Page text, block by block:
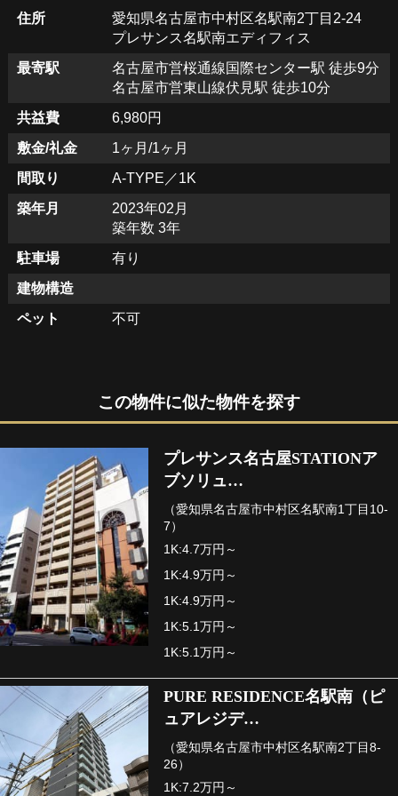
住所
愛知県名古屋市中村区名駅南2丁目2-24
プレサンス名駅南エディフィス
最寄駅
名古屋市営桜通線国際センター駅 徒歩9分
名古屋市営東山線伏見駅 徒歩10分
共益費
6,980円
敷金/礼金
1ヶ月/1ヶ月
間取り
A-TYPE／1K
築年月
2023年02月
築年数 3年
駐車場
有り
建物構造
ペット
不可
この物件に似た物件を探す
プレサンス名古屋STATIONア
ブソリュ…
（愛知県名古屋市中村区名駅南1丁目10-
7）
1K:4.7万円～
1K:4.9万円～
1K:4.9万円～
1K:5.1万円～
1K:5.1万円～
PURE RESIDENCE名駅南（ピ
ュアレジデ…
（愛知県名古屋市中村区名駅南2丁目8-
26）
1K:7.2万円～